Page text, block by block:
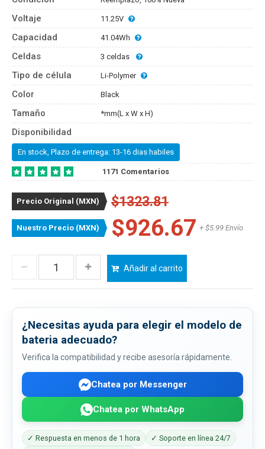
Voltaje 11.25V
Capacidad 41.04Wh
Celdas 3 celdas
Tipo de célula Li-Polymer
Color Black
Tamaño *mm(L x W x H)
Disponibilidad
En stock, Plazo de entrega: 13-16 dias habiles
1171 Comentarios
Precio Original (MXN) $1323.81
Nuestro Precio (MXN) $926.67 + $5.99 Envío
Añadir al carrito
¿Necesitas ayuda para elegir el modelo de
bateria adecuado?
Verifica la compatibilidad y recibe asesoría rápidamente.
Chatea por Messenger
Chatea por WhatsApp
✓ Respuesta en menos de 1 hora
✓ Soporte en línea 24/7